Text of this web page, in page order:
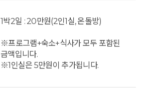
1박2일 : 20만원(2인1실, 온돌방)
※프로그램+숙소+식사가 모두 포함된
금액입니다.
※1인실은 5만원이 추가됩니다.